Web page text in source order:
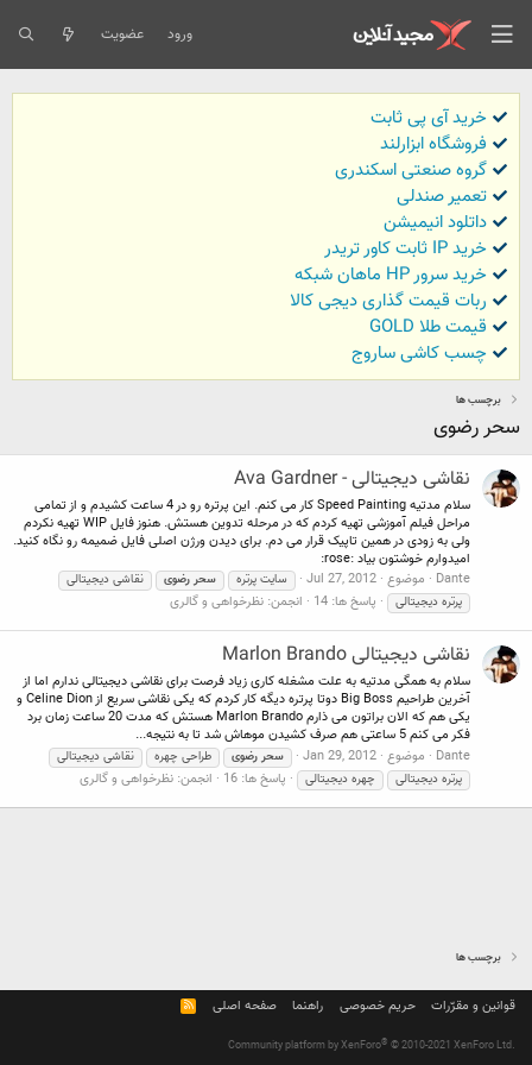
ورود عضویت
خرید آی پی ثابت
فروشگاه ابزارلند
گروه صنعتی اسکندری
تعمیر صندلی
داتلود انیمیشن
خرید IP ثابت کاور تریدر
خرید سرور HP ماهان شبکه
ربات قیمت گذاری دیجی کالا
قیمت طلا GOLD
چسب کاشی ساروج
برچسب ها
سحر رضوی
نقاشی دیجیتالی - Ava Gardner
سلام مدتیه Speed Painting کار می کنم. این پرتره رو در 4 ساعت کشیدم و از تمامی
مراحل فیلم آموزشی تهیه کردم که در مرحله تدوین هستش. هنوز فایل WIP تهیه نکردم
ولی به زودی در همین تاپیک قرار می دم. برای دیدن ورژن اصلی فایل ضمیمه رو نگاه کنید.
امیدوارم خوشتون بیاد :rose:
Dante
موضوع Jul 27, 2012 سایت پرتره سحر رضوی
نقاشی دیجیتالی
پرتره دیجیتالی
پاسخ ها: 14 انجمن: نظرخواهی و گالری
نقاشی دیجیتالی Marlon Brando
سلام به همگی مدتیه به علت مشغله کاری زیاد فرصت برای نقاشی دیجیتالی ندارم اما از
آخرین طراحیم Big Boss دوتا پرتره دیگه کار کردم که یکی نقاشی سریع از Celine Dion و
یکی هم که الان براتون می ذارم Marlon Brando هستش که مدت 20 ساعت زمان برد
فکر می کنم 5 ساعتی هم صرف کشیدن موهاش شد تا به نتیجه...
Dante
موضوع Jan 29, 2012 سحر رضوی طراحی چهره
نقاشی دیجیتالی
پرتره دیجیتالی
چهره دیجیتالی پاسخ ها: 16 انجمن: نظرخواهی و گالری
برچسب ها
قوانین و مقرّرات حریم خصوصی راهنما صفحه اصلی
R
S
Community platform by XenForo® © 2010-2021 XenForo Ltd.